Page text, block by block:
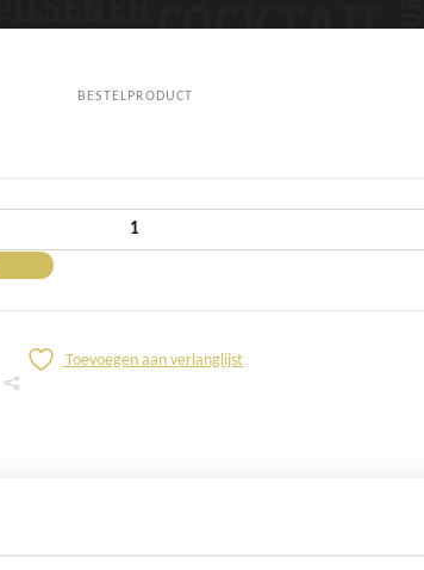
BESTELPRODUCT
Gin 1689 Pink fles 70 cl aantal
Toevoegen aan verlanglijst